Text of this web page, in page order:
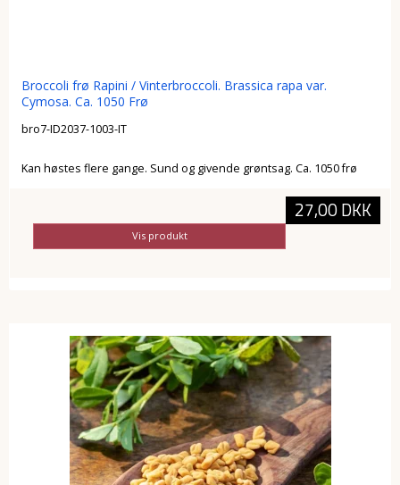
Broccoli frø Rapini / Vinterbroccoli. Brassica rapa var.
Cymosa. Ca. 1050 Frø
bro7-ID2037-1003-IT
Kan høstes flere gange. Sund og givende grøntsag. Ca. 1050 frø
27,00 DKK
Vis produkt